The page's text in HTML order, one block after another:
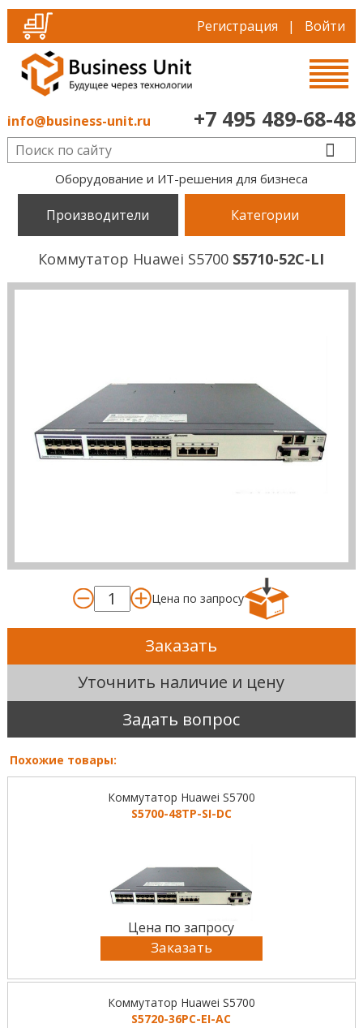
Регистрация | Войти
info@business-unit.ru +7 495 489-68-48
Оборудование и ИТ-решения для бизнеса
Производители Категории
Коммутатор Huawei S5700 S5710-52C-LI
Цена по запросу
Заказать
Уточнить наличие и цену
Задать вопрос
Похожие товары:
Коммутатор Huawei S5700
S5700-48TP-SI-DC
Цена по запросу
Заказать
Коммутатор Huawei S5700
S5720-36PC-EI-AC